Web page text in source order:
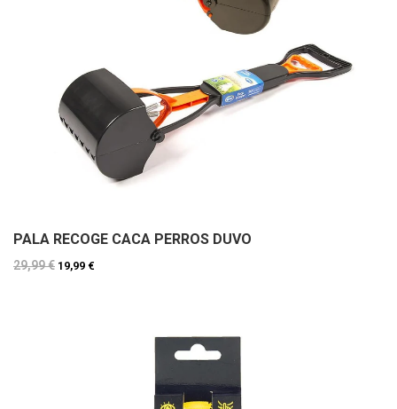
PALA RECOGE CACA PERROS DUVO
29,99 € 19,99 €